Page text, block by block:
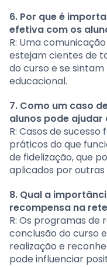
6. Por que é
efetiva com os
R: Uma
estejam cientes de
do curso e se
educacional.
7. Como um caso
alunos pode ajudar
R: Casos de
práticos do que
de fidelização, que
aplicados por outras
8. Qual a
recompensa na
R: Os programas
conclusão do curso
realização e
pode influenciar